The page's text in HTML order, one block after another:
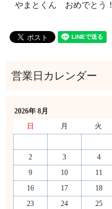
やまとくん おめでとう！
2026年 8月
日
月 火
2
3 4
9
10 11
16
17 18
23
24 25